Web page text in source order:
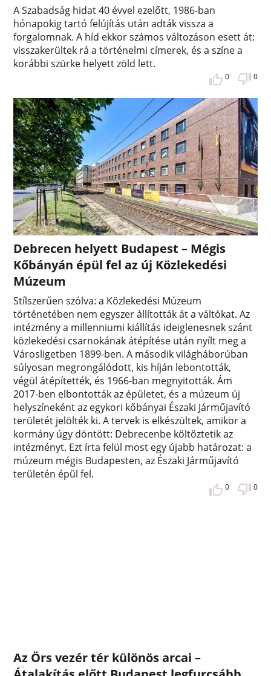
A Szabadság hidat 40 évvel ezelőtt, 1986-ban
hónapokig tartó felújítás után adták vissza a
forgalomnak. A híd ekkor számos változáson esett át:
visszakerültek rá a történelmi címerek, és a színe a
korábbi szürke helyett zöld lett.
0 0
Debrecen helyett Budapest – Mégis
Kőbányán épül fel az új Közlekedési
Múzeum
Stílszerűen szólva: a Közlekedési Múzeum
történetében nem egyszer állították át a váltókat. Az
intézmény a millenniumi kiállítás ideiglenesnek szánt
közlekedési csarnokának átépítése után nyílt meg a
Városligetben 1899-ben. A második világháborúban
súlyosan megrongálódott, kis híján lebontották,
végül átépítették, és 1966-ban megnyitották. Ám
2017-ben elbontották az épületet, és a múzeum új
helyszíneként az egykori kőbányai Északi Járműjavító
területét jelölték ki. A tervek is elkészültek, amikor a
kormány úgy döntött: Debrecenbe költöztetik az
intézményt. Ezt írta felül most egy újabb határozat: a
múzeum mégis Budapesten, az Északi Járműjavító
területén épül fel.
0 0
Az Örs vezér tér különös arcai –